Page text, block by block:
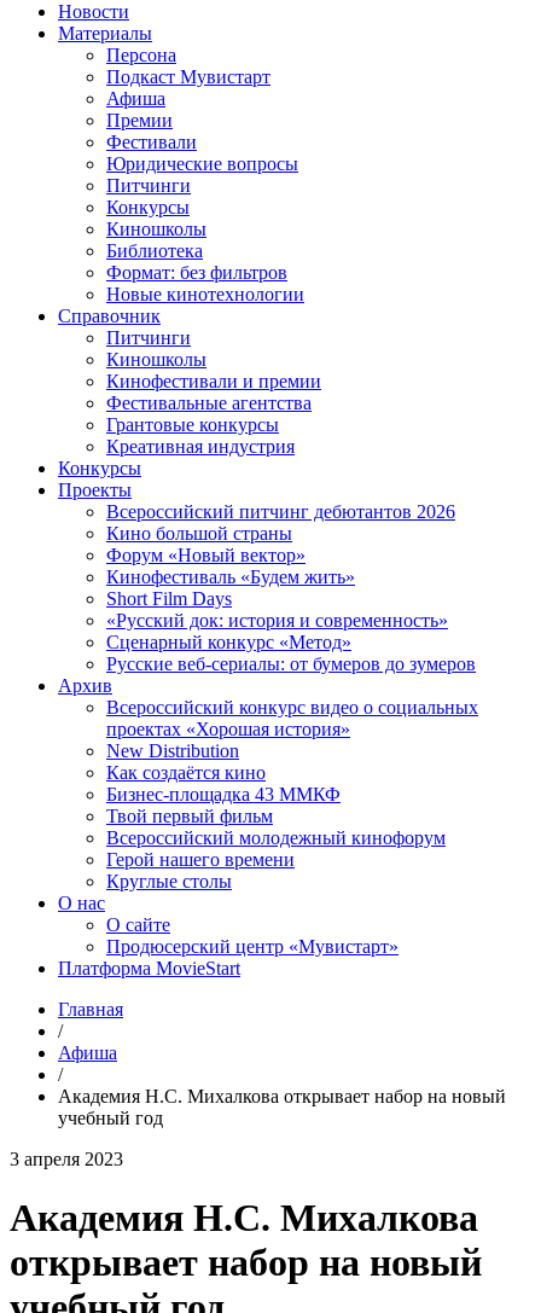
Новости
Материалы
Персона
Подкаст Мувистарт
Афиша
Премии
Фестивали
Юридические вопросы
Питчинги
Конкурсы
Киношколы
Библиотека
Формат: без фильтров
Новые кинотехнологии
Справочник
Питчинги
Киношколы
Кинофестивали и премии
Фестивальные агентства
Грантовые конкурсы
Креативная индустрия
Конкурсы
Проекты
Всероссийский питчинг дебютантов 2026
Кино большой страны
Форум «Новый вектор»
Кинофестиваль «Будем жить»
Short Film Days
«Русский док: история и современность»
Сценарный конкурс «Метод»
Русские веб-сериалы: от бумеров до зумеров
Архив
Всероссийский конкурс видео о социальных
проектах «Хорошая история»
New Distribution
Как создаётся кино
Бизнес-площадка 43 ММКФ
Твой первый фильм
Всероссийский молодежный кинофорум
Герой нашего времени
Круглые столы
О нас
О сайте
Продюсерский центр «Мувистарт»
Платформа MovieStart
Главная
/
Афиша
/
Академия Н.С. Михалкова открывает набор на новый
учебный год
3 апреля 2023
Академия Н.С. Михалкова
открывает набор на новый